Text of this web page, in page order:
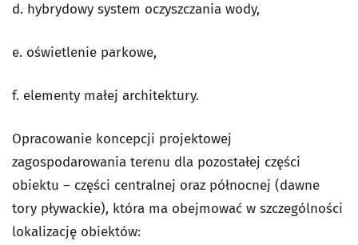
d. hybrydowy system oczyszczania wody,
e. oświetlenie parkowe,
f. elementy małej architektury.
Opracowanie koncepcji projektowej
zagospodarowania terenu dla pozostałej części
obiektu – części centralnej oraz północnej (dawne
tory pływackie), która ma obejmować w szczególności
lokalizację obiektów: